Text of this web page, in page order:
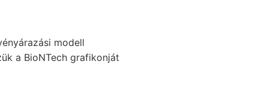
modell
a BioNTech grafikonját